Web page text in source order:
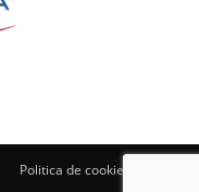
Politica de cookies